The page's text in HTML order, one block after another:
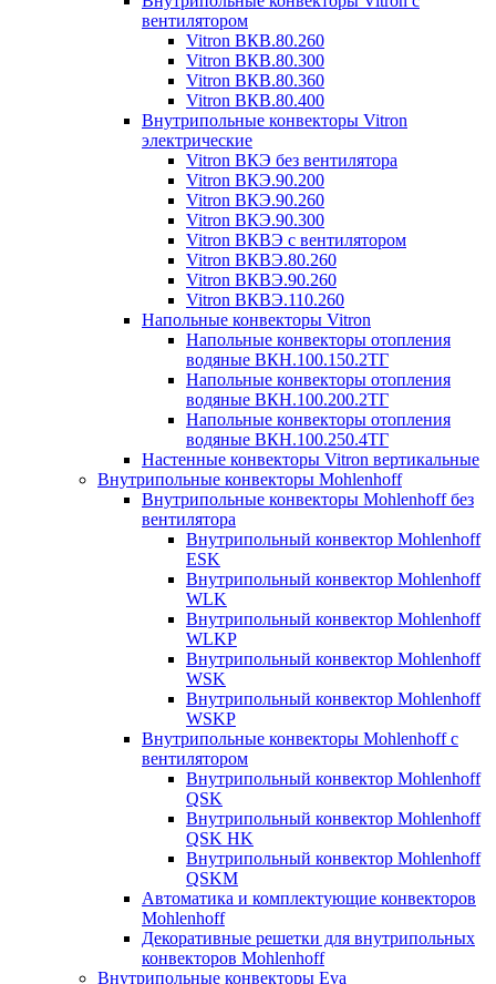
вентилятором
Vitron ВКВ.80.260
Vitron ВКВ.80.300
Vitron ВКВ.80.360
Vitron ВКВ.80.400
Внутрипольные конвекторы Vitron
электрические
Vitron ВКЭ без вентилятора
Vitron ВКЭ.90.200
Vitron ВКЭ.90.260
Vitron ВКЭ.90.300
Vitron ВКВЭ с вентилятором
Vitron ВКВЭ.80.260
Vitron ВКВЭ.90.260
Vitron ВКВЭ.110.260
Напольные конвекторы Vitron
Напольные конвекторы отопления
водяные ВКН.100.150.2ТГ
Напольные конвекторы отопления
водяные ВКН.100.200.2ТГ
Напольные конвекторы отопления
водяные ВКН.100.250.4ТГ
Настенные конвекторы Vitron вертикальные
Внутрипольные конвекторы Mohlenhoff
Внутрипольные конвекторы Mohlenhoff без
вентилятора
Внутрипольный конвектор Mohlenhoff
ESK
Внутрипольный конвектор Mohlenhoff
WLK
Внутрипольный конвектор Mohlenhoff
WLKP
Внутрипольный конвектор Mohlenhoff
WSK
Внутрипольный конвектор Mohlenhoff
WSKP
Внутрипольные конвекторы Mohlenhoff с
вентилятором
Внутрипольный конвектор Mohlenhoff
QSK
Внутрипольный конвектор Mohlenhoff
QSK HK
Внутрипольный конвектор Mohlenhoff
QSKM
Автоматика и комплектующие конвекторов
Mohlenhoff
Декоративные решетки для внутрипольных
конвекторов Mohlenhoff
Внутрипольные конвекторы Eva